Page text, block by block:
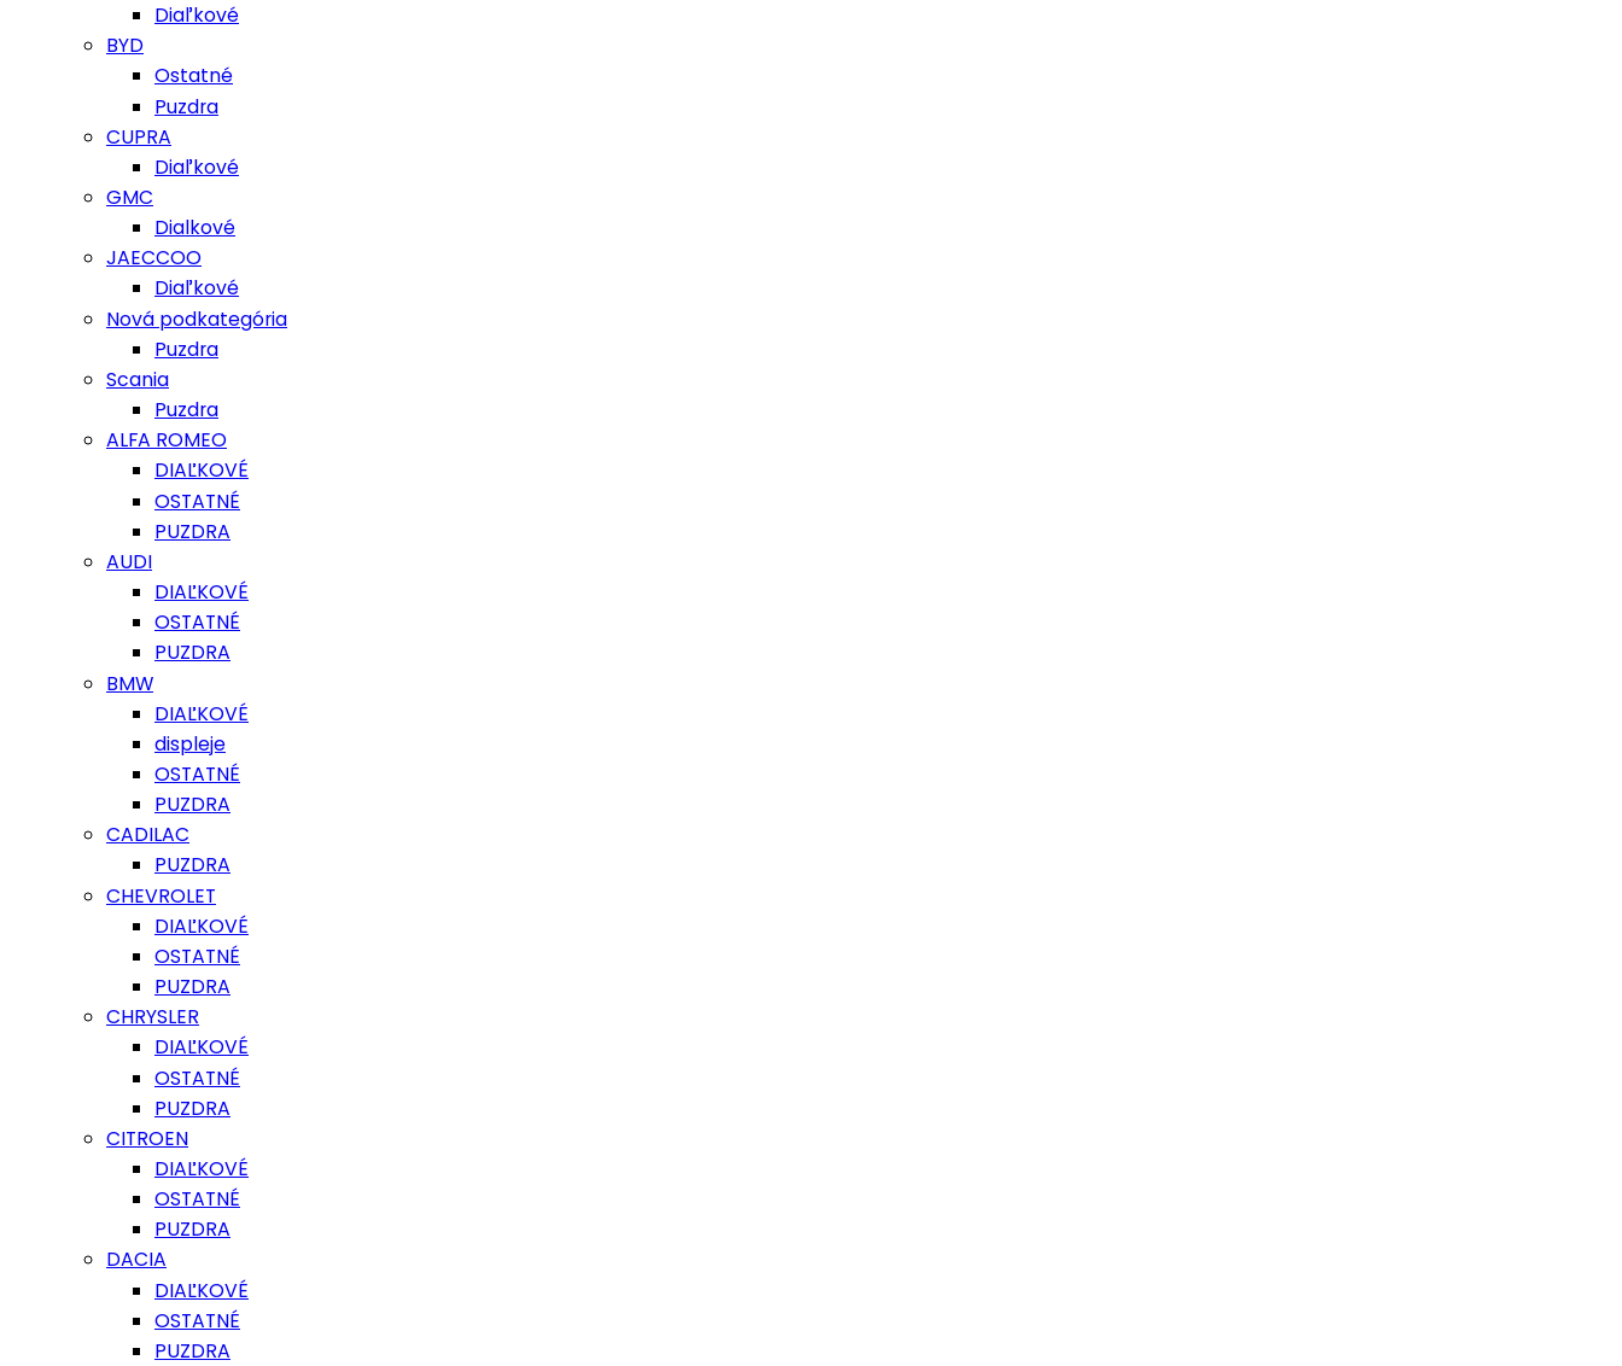
Diaľkové
BYD
Ostatné
Puzdra
CUPRA
Diaľkové
GMC
Dialkové
JAECCOO
Diaľkové
Nová podkategória
Puzdra
Scania
Puzdra
ALFA ROMEO
DIAĽKOVÉ
OSTATNÉ
PUZDRA
AUDI
DIAĽKOVÉ
OSTATNÉ
PUZDRA
BMW
DIAĽKOVÉ
displeje
OSTATNÉ
PUZDRA
CADILAC
PUZDRA
CHEVROLET
DIAĽKOVÉ
OSTATNÉ
PUZDRA
CHRYSLER
DIAĽKOVÉ
OSTATNÉ
PUZDRA
CITROEN
DIAĽKOVÉ
OSTATNÉ
PUZDRA
DACIA
DIAĽKOVÉ
OSTATNÉ
PUZDRA